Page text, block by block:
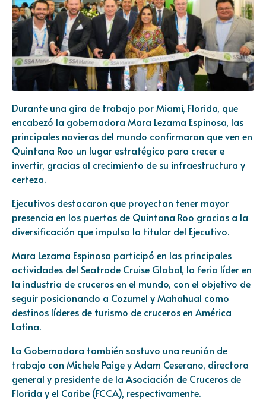
Durante una gira de trabajo por Miami, Florida, que
encabezó la gobernadora Mara Lezama Espinosa, las
principales navieras del mundo confirmaron que ven en
Quintana Roo un lugar estratégico para crecer e
invertir, gracias al crecimiento de su infraestructura y
certeza.
Ejecutivos destacaron que proyectan tener mayor
presencia en los puertos de Quintana Roo gracias a la
diversificación que impulsa la titular del Ejecutivo.
Mara Lezama Espinosa participó en las principales
actividades del Seatrade Cruise Global, la feria líder en
la industria de cruceros en el mundo, con el objetivo de
seguir posicionando a Cozumel y Mahahual como
destinos líderes de turismo de cruceros en América
Latina.
La Gobernadora también sostuvo una reunión de
trabajo con Michele Paige y Adam Ceserano, directora
general y presidente de la Asociación de Cruceros de
Florida y el Caribe (FCCA), respectivamente.